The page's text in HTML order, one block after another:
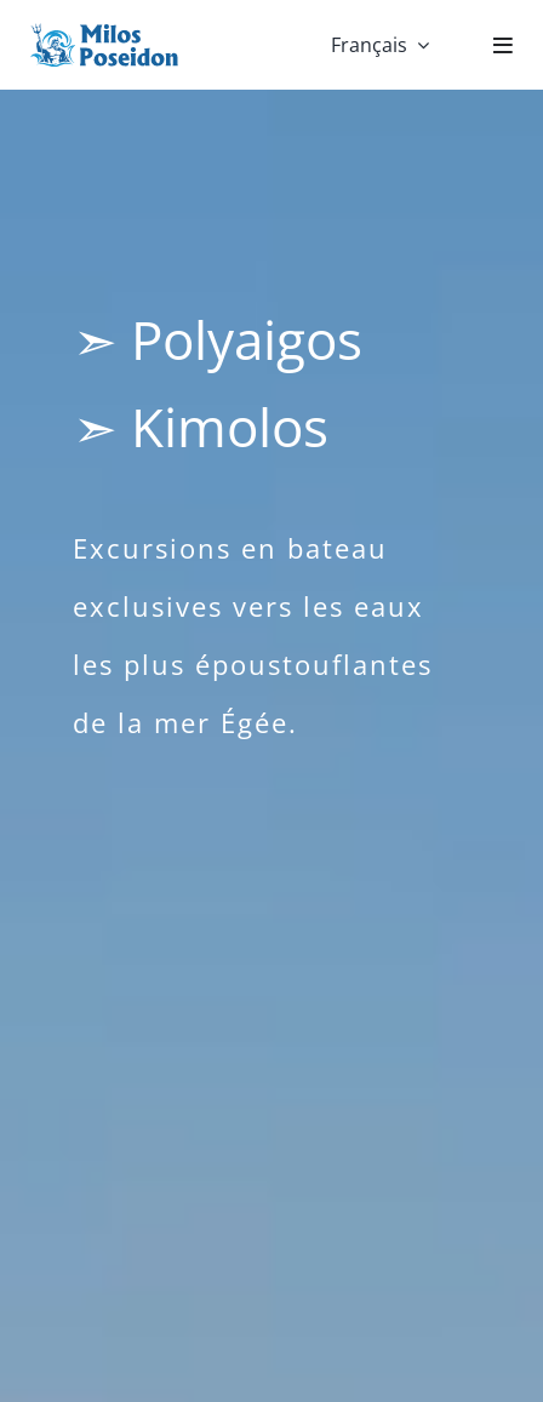
Skip
Français
➣ Polyaigos
➣ Kimolos
Excursions en bateau
exclusives vers les eaux
les plus époustouflantes
de la mer Égée.